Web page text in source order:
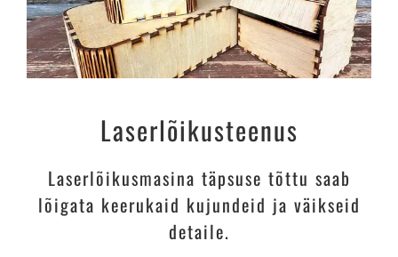
Laserlõikusteenus
Laserlõikusmasina täpsuse tõttu saab
lõigata keerukaid kujundeid ja väikseid
detaile.